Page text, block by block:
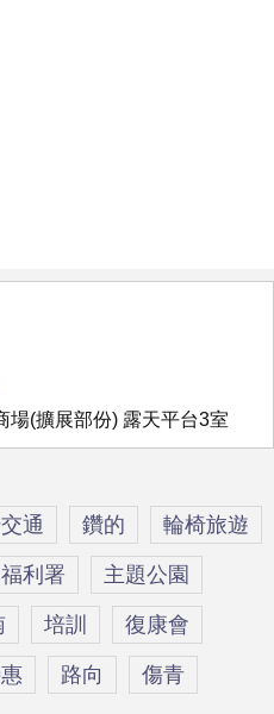
場(擴展部份) 露天平台3室
通 鑽的 輪椅旅遊
利署 主題公園
培訓 復康會
路向 傷青